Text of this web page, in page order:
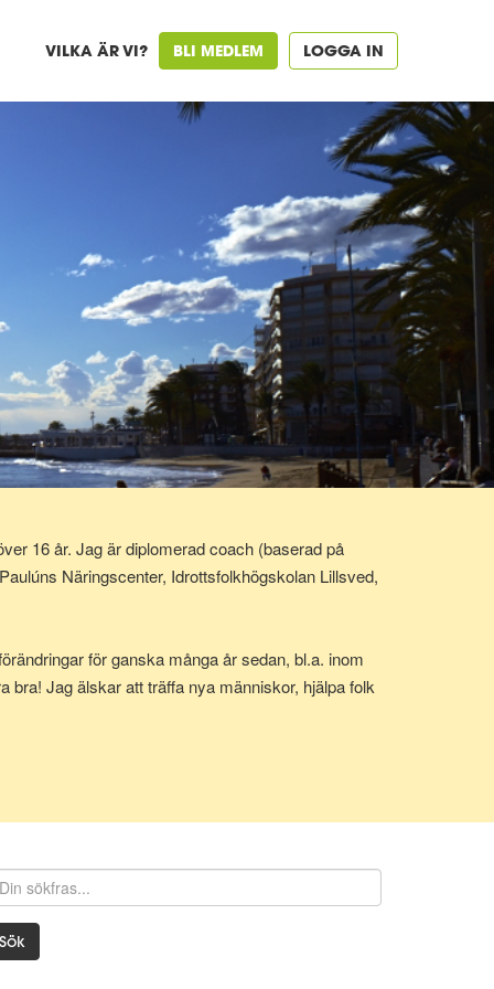
VILKA ÄR VI? BLI MEDLEM LOGGA IN
16 år. Jag är diplomerad coach (baserad på
Näringscenter, Idrottsfolkhögskolan Lillsved,
för ganska många år sedan, bl.a. inom
bra! Jag älskar att träffa nya människor, hjälpa folk
Sök